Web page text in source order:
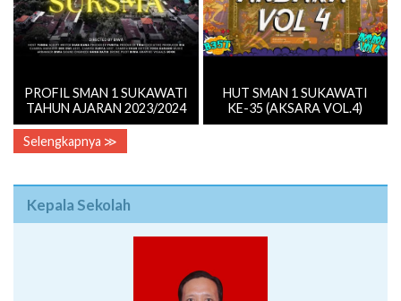
PROFIL SMAN 1 SUKAWATI
TAHUN AJARAN 2023/2024
HUT SMAN 1 SUKAWATI
KE-35 (AKSARA VOL.4)
Selengkapnya ≫
Kepala Sekolah